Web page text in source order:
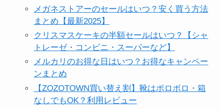
メガネストアーのセールはいつ？安く買う方法
まとめ【最新2025】
クリスマスケーキの半額セールはいつ？【シャ
トレーゼ・コンビニ・スーパーなど】
メルカリのお得な日はいつ？お得なキャンペー
ンまとめ
【ZOZOTOWN買い替え割】靴はボロボロ・箱
なしでもOK？利用レビュー